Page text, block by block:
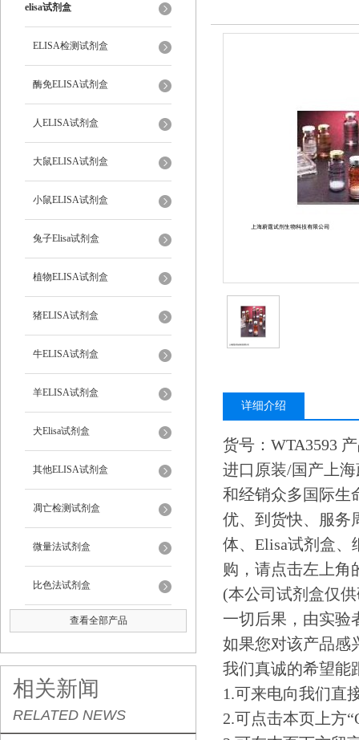
elisa试剂盒
ELISA检测试剂盒
酶免ELISA试剂盒
人ELISA试剂盒
大鼠ELISA试剂盒
小鼠ELISA试剂盒
兔子Elisa试剂盒
植物ELISA试剂盒
猪ELISA试剂盒
牛ELISA试剂盒
羊ELISA试剂盒
犬Elisa试剂盒
其他ELISA试剂盒
凋亡检测试剂盒
微量法试剂盒
比色法试剂盒
查看全部产品
相关新闻
RELATED NEWS
详细介绍
货号：WTA3593
进口原装/国产上
和经销众多国际生
优、到货快、服务
体、Elisa试剂盒
购，请点击左上角
(本公司试剂盒仅
一切后果，由实验
如果您对该产品感
我们真诚的希望能
1.可来电向我们直
2.可点击本页上方